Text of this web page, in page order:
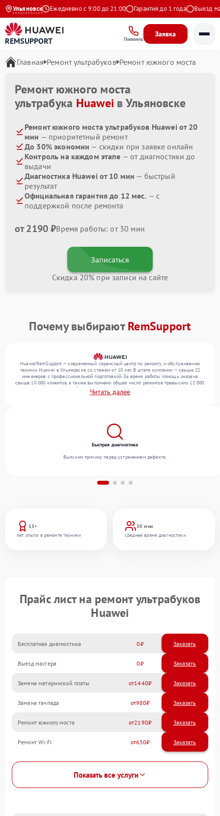
Ульяновск
на Яндекс Ежедневно с 9:00 до 21:00 Гарантия до 1 года Выезд
REMSUPPORT Позвонить
Заявка
Главная Ремонт ультрабуков Ремонт южного моста
Ремонт южного моста
ультрабука Huawei в Ульяновске
Ремонт южного моста ультрабуков Huawei от 20
мин — приоритетный ремонт
До 30% экономии — скидки при заявке онлайн
Контроль на каждом этапе — от диагностики до
выдачи
Диагностика Huawei от 10 мин — быстрый
результат
Официальная гарантия до 12 мес. — с
поддержкой после ремонта
от 2190 ₽Время работы: от 30 мин
Записаться
Скидка 20% при записи на сайте
Почему выбираютRemSupport
HuaweiRemSupport — современный сервисный центр по ремонту и обслуживанию
техники Huawei в Ульяновске со стажем от 10 лет. В штате компании — свыше 22
инженеров с профессиональной подготовкой. За время работы помощь оказана
свыше 10 000 клиентов, а также выполнено общее число ремонтов превысило 12 000.
Ежемесячно в сервисный центр поступает более 300 устройств, включая , , . Мы
беремся за задачи любой сложности и обеспечиваем надежный результат благодаря
Читать далее
13+
лет опыта в ремонте техники
30 мин
среднее время диагностики
Быстрая диагностика
Выясним причину перед устранением дефекта.
Прайс лист на ремонт ультрабуков
Huawei
Бесплатная диагностика 0 Заказать
Выезд мастера 0 Заказать
Замена материнской платы 1440
Замена тачпада 980
Ремонт южного моста 2190
Ремонт Wi-Fi 630
Показать все услуги